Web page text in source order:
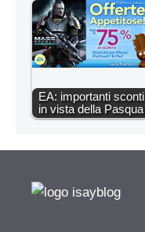
EA: importanti sconti
in vista della Pasqua